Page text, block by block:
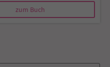
zum Buch